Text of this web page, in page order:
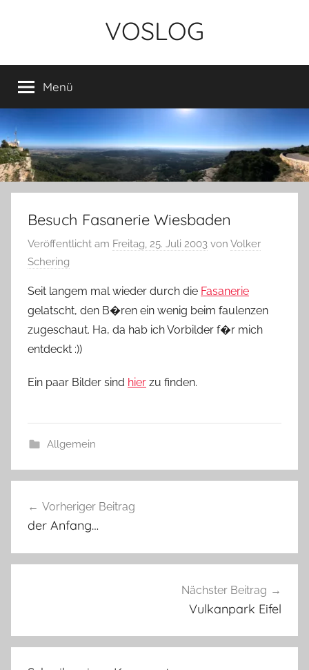
VOSLOG
Menü
Besuch Fasanerie Wiesbaden
Veröffentlicht am Freitag, 25. Juli 2003 von Volker
Schering
Seit langem mal wieder durch die Fasanerie
gelatscht, den B�ren ein wenig beim faulenzen
zugeschaut. Ha, da hab ich Vorbilder f�r mich
entdeckt :))
Ein paar Bilder sind hier zu finden.
Allgemein
Vorheriger Beitrag
der Anfang…
Nächster Beitrag
Vulkanpark Eifel